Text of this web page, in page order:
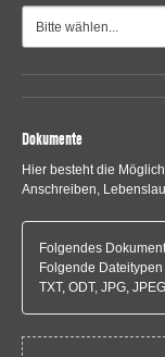
Dokumente
Hier besteht die
Anschreiben,
Folgendes
Folgende
TXT, ODT, JPG,